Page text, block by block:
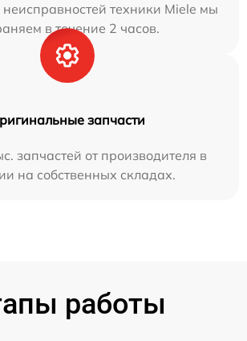
техники Miele мы
в течение 2 часов.
запчасти
запчастей от производителя в
на собственных складах.
работы